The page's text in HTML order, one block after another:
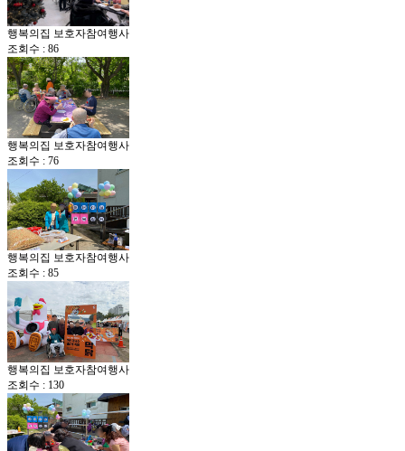
행복의집 보호자참여행사
조회수 : 86
행복의집 보호자참여행사
조회수 : 76
행복의집 보호자참여행사
조회수 : 85
행복의집 보호자참여행사
조회수 : 130